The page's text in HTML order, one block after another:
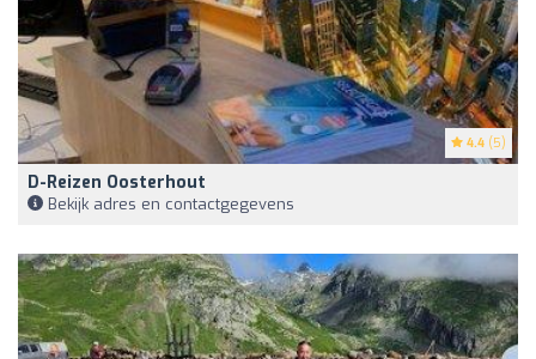
4.4 (5)
D-Reizen Oosterhout
Bekijk adres en contactgegevens